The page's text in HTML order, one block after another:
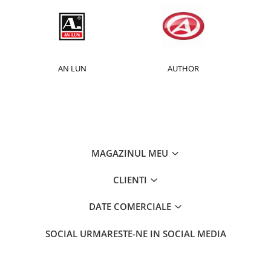
AUTHOR BAFANG
MAGAZINUL MEU
CLIENTI
DATE COMERCIALE
SOCIAL URMARESTE-NE IN SOCIAL MEDIA